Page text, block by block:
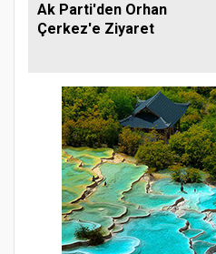
Ak Parti'den Orhan
Çerkez'e Ziyaret